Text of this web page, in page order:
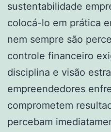
sustentabilidade
colocá-lo em prática
nem sempre são
controle financeiro
disciplina e visão
empreendedores
comprometem
percebam